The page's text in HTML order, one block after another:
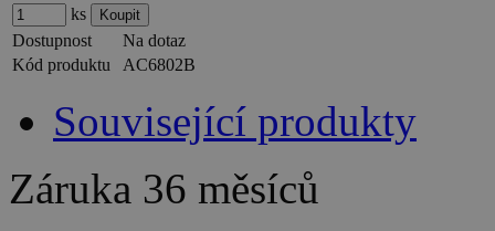
ks
Dostupnost
Na dotaz
Kód produktu
AC6802B
Související produkty
Záruka 36 měsíců